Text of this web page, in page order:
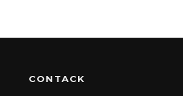
CONTACK